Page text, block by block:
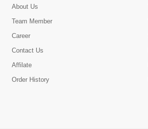
About Us
Team Member
Career
Contact Us
Affilate
Order History